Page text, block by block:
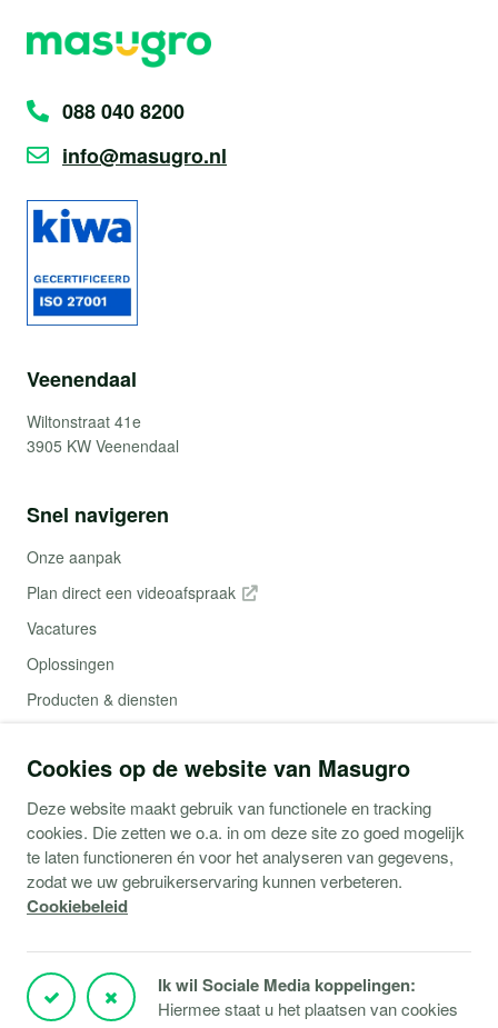
088 040 8200
info@masugro.nl
Veenendaal
Wiltonstraat 41e
3905 KW Veenendaal
Snel navigeren
Onze aanpak
Plan direct een videoafspraak
Vacatures
Oplossingen
Producten & diensten
Webshop (Copaco)
Support
Service aanvraag
Storingen Verbindingen
Cookies op de website van Masugro
Deze website maakt gebruik van functionele en tracking
cookies. Die zetten we o.a. in om deze site zo goed mogelijk
te laten functioneren én voor het analyseren van gegevens,
zodat we uw gebruikerservaring kunnen verbeteren.
Cookiebeleid
Ik wil Sociale Media koppelingen:
Hiermee staat u het plaatsen van cookies